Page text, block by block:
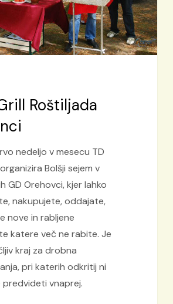
Roštiljada
nedeljo v mesecu TD
Bolšji sejem v
GD Orehovci, kjer lahko
nakupujete, oddajate,
nove in rabljene
katere več ne rabite. Je
kraj za drobna
pri katerih odkritij ni
vnaprej.